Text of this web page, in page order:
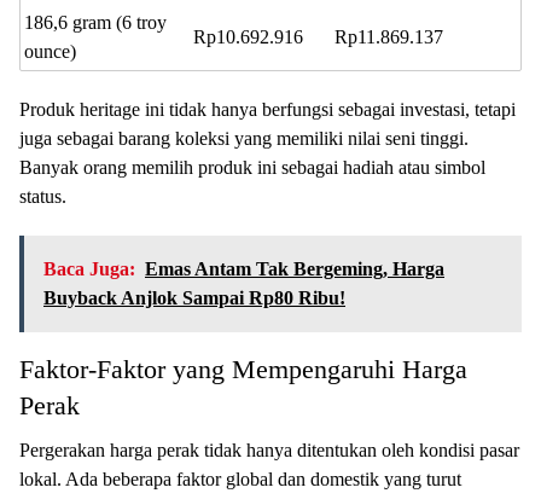
186,6 gram (6 troy
ounce)
Rp10.692.916 Rp11.869.137
Produk heritage ini tidak hanya berfungsi sebagai investasi, tetapi
juga sebagai barang koleksi yang memiliki nilai seni tinggi.
Banyak orang memilih produk ini sebagai hadiah atau simbol
status.
Baca Juga: Emas Antam Tak Bergeming, Harga
Buyback Anjlok Sampai Rp80 Ribu!
Faktor-Faktor yang Mempengaruhi Harga
Perak
Pergerakan harga perak tidak hanya ditentukan oleh kondisi pasar
lokal. Ada beberapa faktor global dan domestik yang turut